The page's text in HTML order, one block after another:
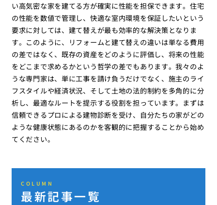
い高気密な家を建てる方が確実に性能を担保できます。住宅
の性能を数値で管理し、快適な室内環境を保証したいという
要求に対しては、建て替えが最も効率的な解決策となりま
す。このように、リフォームと建て替えの違いは単なる費用
の差ではなく、既存の資産をどのように評価し、将来の性能
をどこまで求めるかという哲学の差でもあります。我々のよ
うな専門家は、単に工事を請け負うだけでなく、施主のライ
フスタイルや経済状況、そして土地の法的制約を多角的に分
析し、最適なルートを提示する役割を担っています。まずは
信頼できるプロによる建物診断を受け、自分たちの家がどの
ような健康状態にあるのかを客観的に把握することから始め
てください。
COLUMN
最新記事一覧